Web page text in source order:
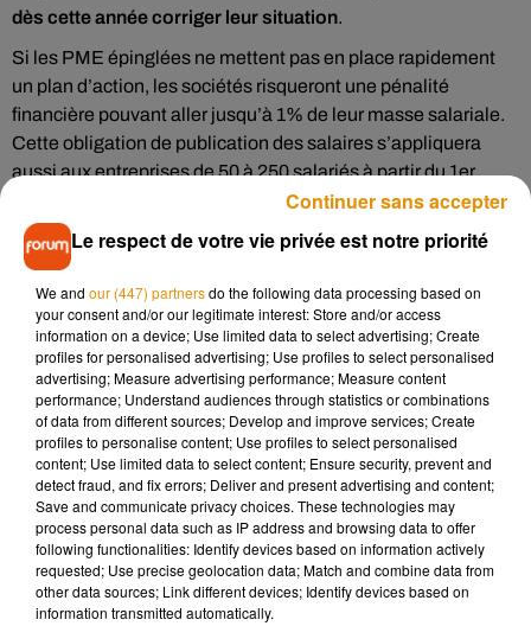
dès cette année corriger leur situation.
Si les PME épinglées ne mettent pas en place rapidement
un plan d’action, les sociétés risqueront une pénalité
financière pouvant aller jusqu’à 1% de leur masse salariale.
Cette obligation de publication des salaires s’appliquera
aussi aux entreprises de 50 à 250 salariés à partir du 1er
À savoir qu’enCentre-Val de Loire, une entreprise sur deux
ne compte aucune femme dans ses 10 plus gros salaires.
Pour rappel, depuis hier mardi 5 novembre, à l’échelle
nationale, les femmes ne sont plus rémunérées jusqu'au 31
décembre 2019, d'un point de vue statistique compte tenu
des écarts moyens de salaires entre les hommes et les
femmes. À savoir que les femmes gagnent 24 % de moins
que leurs homologues masculins selon un rapport de l’Insee.
Musique
Le respect de votre vie privée est notre priorité
We and our (447) partnersdo the following data processing based on
your consent and/or our legitimate interest: Store and/or access
information on a device; Use limited data to select advertising; Create
profiles for personalised advertising; Use profiles to select personalised
advertising; Measure advertising performance; Measure content
performance; Understand audiences through statistics or combinations
of data from different sources; Develop and improve services; Create
profiles to personalise content; Use profiles to select personalised
content; Use limited data to select content; Ensure security, prevent and
detect fraud, and fix errors; Deliver and present advertising and content;
Save and communicate privacy choices. These technologies may
process personal data such as IP address and browsing data to offer
following functionalities: Identify devices based on information actively
requested; Use precise geolocation data; Match and combine data from
other data sources; Link different devices; Identify devices based on
information transmitted automatically.
Continuer sans accepter